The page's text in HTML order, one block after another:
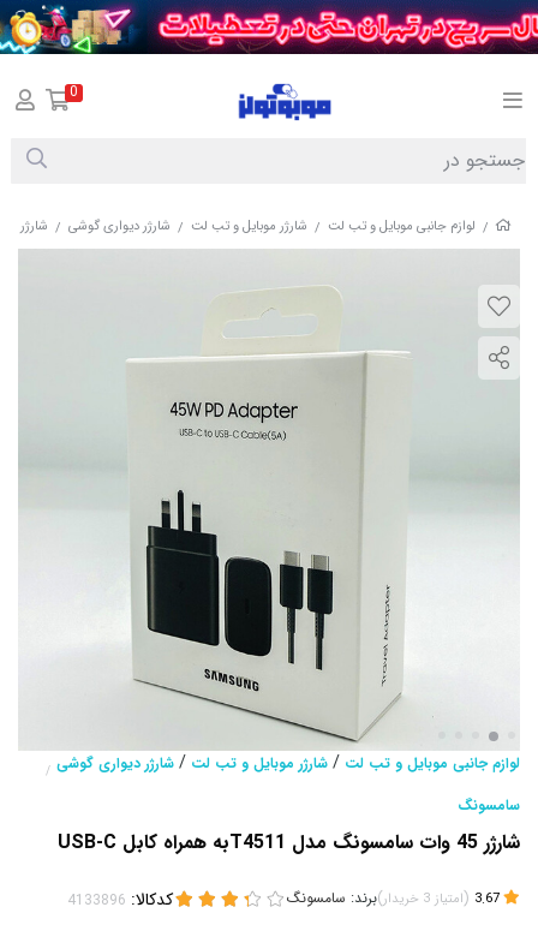
/ لوازم جانبی موبایل و تب لت / شارژر موبایل و تب لت / شارژر دیواری گوشی / شارژر 45 وات سامسونگ مدل T4511به همراه کابل USB-C
لوازم جانبی موبایل و تب لت / شارژر موبایل و تب لت / شارژر دیواری گوشی /
سامسونگ
شارژر 45 وات سامسونگ مدل T4511به همراه کابل USB-C
(امتیاز 3 خریدار)برند: سامسونگ کدکالا:
0